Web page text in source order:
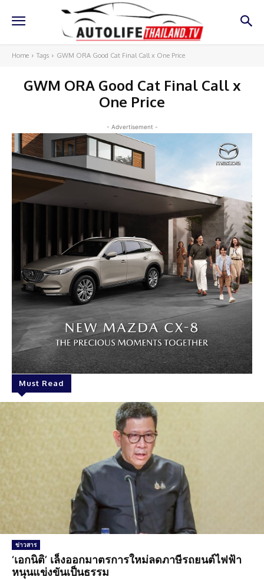
Home Tags GWM ORA Good Cat Final Call x One Price
GWM ORA Good Cat Final Call x
One Price
- Advertisement -
Must Read
ข่าวสาร
‘เอกนิติ’ เล็งออกมาตรการใหม่ลดภาษีรถยนต์ไฟฟ้า
หนุนแข่งขันเป็นธรรม